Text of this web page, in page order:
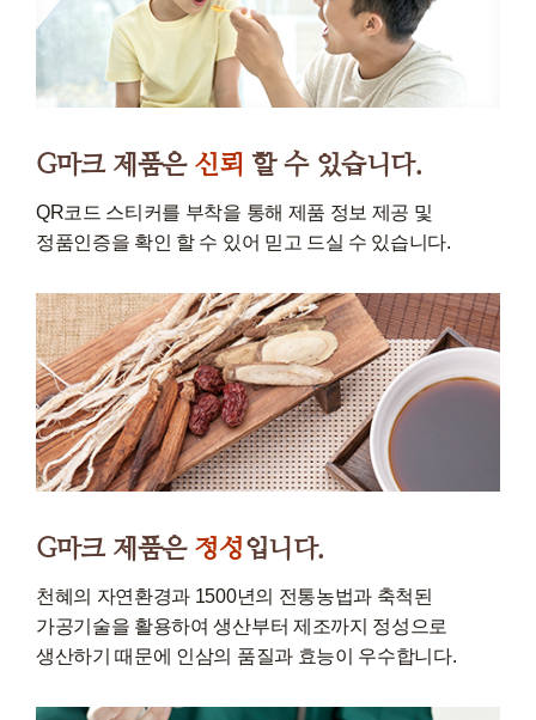
G마크 제품은 신뢰 할 수 있습니다.
QR코드 스티커를 부착을 통해 제품 정보 제공 및
정품인증을 확인 할 수 있어 믿고 드실 수 있습니다.
G마크 제품은 정성입니다.
천혜의 자연환경과 1500년의 전통농법과 축척된
가공기술을 활용하여 생산부터 제조까지 정성으로
생산하기 때문에 인삼의 품질과 효능이 우수합니다.